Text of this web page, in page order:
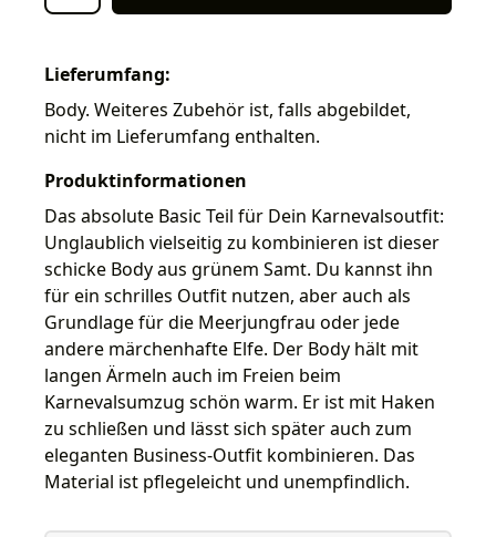
Lieferumfang:
Body. Weiteres Zubehör ist, falls abgebildet,
nicht im Lieferumfang enthalten.
Produktinformationen
Das absolute Basic Teil für Dein Karnevalsoutfit:
Unglaublich vielseitig zu kombinieren ist dieser
schicke Body aus grünem Samt. Du kannst ihn
für ein schrilles Outfit nutzen, aber auch als
Grundlage für die Meerjungfrau oder jede
andere märchenhafte Elfe. Der Body hält mit
langen Ärmeln auch im Freien beim
Karnevalsumzug schön warm. Er ist mit Haken
zu schließen und lässt sich später auch zum
eleganten Business-Outfit kombinieren. Das
Material ist pflegeleicht und unempfindlich.